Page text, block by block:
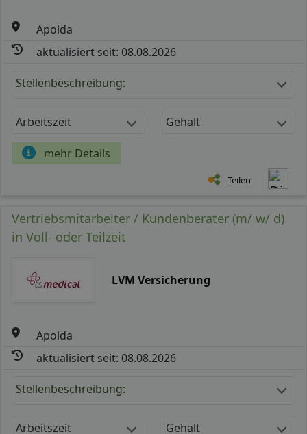
Apolda
aktualisiert seit: 08.08.2026
Stellenbeschreibung:
Arbeitszeit Gehalt
mehr Details
Teilen
Vertriebsmitarbeiter / Kundenberater (m/ w/ d)
in Voll- oder Teilzeit
LVM Versicherung
Apolda
aktualisiert seit: 08.08.2026
Stellenbeschreibung:
Arbeitszeit Gehalt